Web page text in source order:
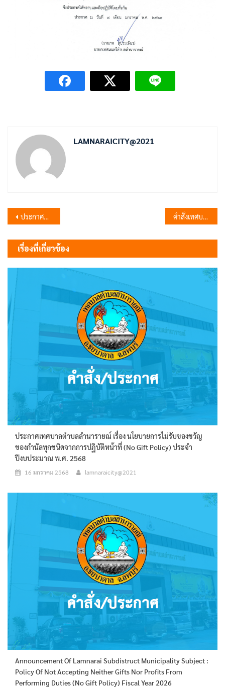
LAMNARAICITY@2021
แนะแนว
เรื่อง
ประกาศผู้ชนะการเสนอราคา ซื้อวัสดุคอมพิวเตอร์ โดยวิธีเฉพาะเจาะจง คำสั่งเทศบาลตำบลลำนารายณ์ เรื่อง แต่งตั้งคณะทำงานขับเคลื่อนจริยธรรม ประจำปีงบประมาณ พ.ศ. 2569
เรื่องที่เกี่ยวข้อง
ประกาศเทศบาลตำบลลำนารายณ์ เรื่อง นโยบายการไม่รับของขวัญ
ของกำนัลทุกชนิดจากการปฏิบัติหน้าที่ (No Gift Policy) ประจำ
ปีงบประมาณ พ.ศ. 2568
16 มกราคม 2568 lamnaraicity@2021
Announcement Of Lamnarai Subdistruct Municipality Subject :
Policy Of Not Accepting Neither Gifts Nor Profits From
Performing Duties (No Gift Policy) Fiscal Year 2026